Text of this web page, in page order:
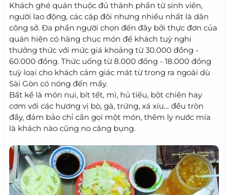
Khách ghé quán thuộc đủ thành phần từ sinh viên,
người lao động, các cặp đôi nhưng nhiều nhất là dân
công sở. Đa phần người chọn đến đây bởi thực đơn của
quán hiện có hàng chục món để khách tuỳ nghi
thưởng thức với mức giá khoảng từ 30.000 đồng -
60.000 đồng. Thức uống từ 8.000 đồng - 18.000 đồng
tuỳ loại cho khách cảm giác mát từ trong ra ngoài dù
Sài Gòn có nóng đến mấy.
Bất kể là món nui, bít tết, mì, hủ tiếu, bột chiên hay
cơm với các hương vị bò, gà, trứng, xá xíu… đều tròn
đầy, đảm bảo chỉ cần gọi một món, thêm ly nước mía
là khách nào cũng no căng bụng.